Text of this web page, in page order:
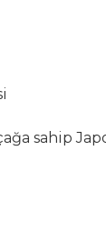
sahip